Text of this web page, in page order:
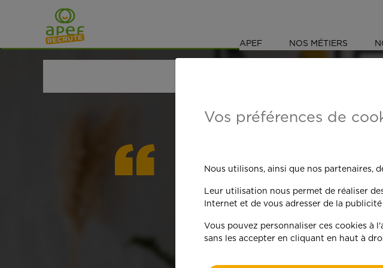
Navigation
Saut au contenu
APEF NOS MÉTIERS
On est
quand on
Vos préférences de
Nous utilisons, ainsi que nos partenaires,
Leur utilisation nous permet de réaliser
Internet et de vous adresser de la
Vous pouvez personnaliser ces cookies à
sans les accepter en cliquant en haut à